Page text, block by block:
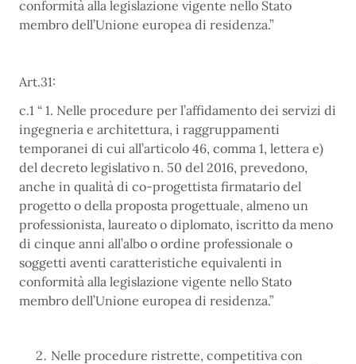
conformità alla legislazione vigente nello Stato
membro dell’Unione europea di residenza.”
Art.31:
c.1 “ 1. Nelle procedure per l’affidamento dei servizi di
ingegneria e architettura, i raggruppamenti
temporanei di cui all’articolo 46, comma 1, lettera e)
del decreto legislativo n. 50 del 2016, prevedono,
anche in qualità di co-progettista firmatario del
progetto o della proposta progettuale, almeno un
professionista, laureato o diplomato, iscritto da meno
di cinque anni all’albo o ordine professionale o
soggetti aventi caratteristiche equivalenti in
conformità alla legislazione vigente nello Stato
membro dell’Unione europea di residenza.”
Nelle procedure ristrette, competitiva con